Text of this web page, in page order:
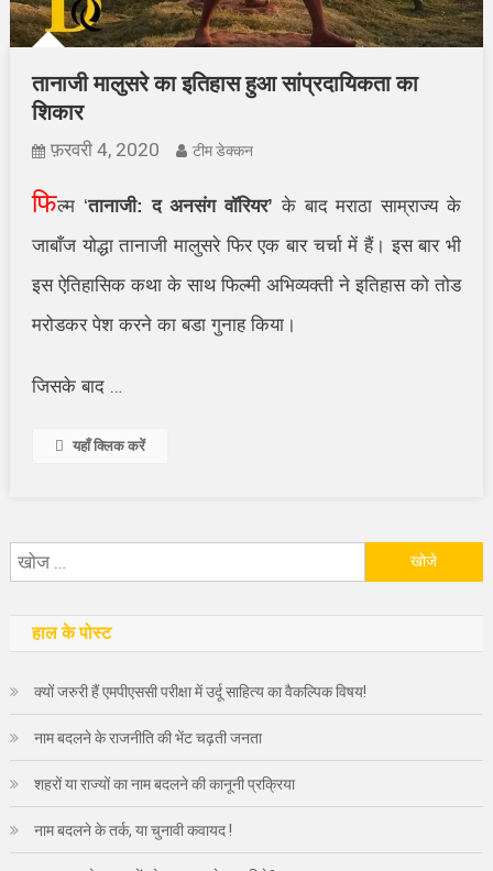
तानाजी मालुसरे का इतिहास हुआ सांप्रदायिकता का
शिकार
फ़रवरी 4, 2020 टीम डेक्कन
फिल्म ‘तानाजी: द अनसंग वॉरियर’के बाद मराठा साम्राज्य के
जाबाँज योद्धा तानाजी मालुसरे फिर एक बार चर्चा में हैं। इस बार भी
इस ऐतिहासिक कथा के साथ फिल्मी अभिव्यक्ती ने इतिहास को तोड
मरोडकर पेश करने का बडा गुनाह किया।
जिसके बाद …
यहाँ क्लिक करें
हाल के पोस्ट
क्यों जरुरी हैं एमपीएससी परीक्षा में उर्दू साहित्य का वैकल्पिक विषय!
नाम बदलने के राजनीति की भेंट चढ़ती जनता
शहरों या राज्यों का नाम बदलने की कानूनी प्रक्रिया
नाम बदलने के तर्क, या चुनावी कवायद !